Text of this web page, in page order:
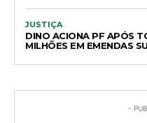
JUSTIÇA
DINO ACIONA PF APÓS
MILHÕES EM EMENDAS
-